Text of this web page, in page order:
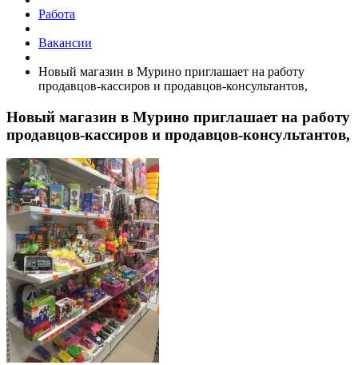
Работа
Вакансии
Новый магазин в Мурино приглашает на работу
продавцов-кассиров и продавцов-консультантов,
Новый магазин в Мурино приглашает на работу
продавцов-кассиров и продавцов-консультантов,